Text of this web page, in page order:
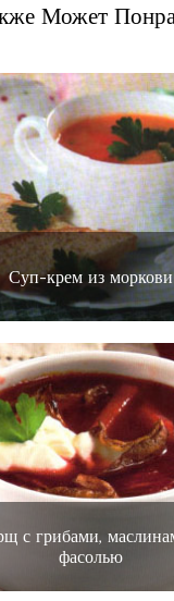
Может
Суп-крем из моркови
с грибами,
фасолью